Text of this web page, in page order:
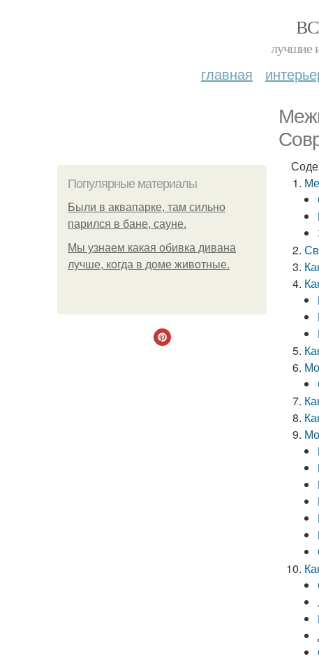
лучшие
главная
Популярные материалы
Были в аквапарке, там сильно
парился в бане, сауне.
Мы узнаем какая обивка дивана
лучше, когда в доме животные.